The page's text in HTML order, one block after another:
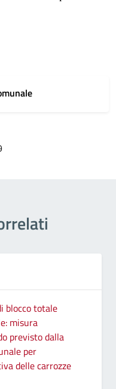
blocco totale
misura
previsto dalla
per
delle carrozze